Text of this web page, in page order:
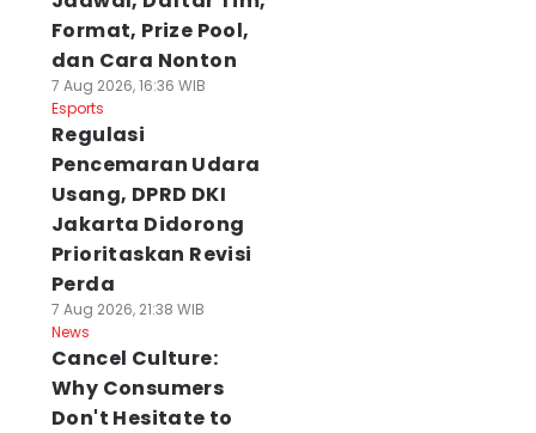
Format, Prize Pool,
dan Cara Nonton
7 Aug 2026, 16:36 WIB
Esports
Regulasi
Pencemaran Udara
Usang, DPRD DKI
Jakarta Didorong
Prioritaskan Revisi
Perda
7 Aug 2026, 21:38 WIB
News
Cancel Culture:
Why Consumers
Don't Hesitate to